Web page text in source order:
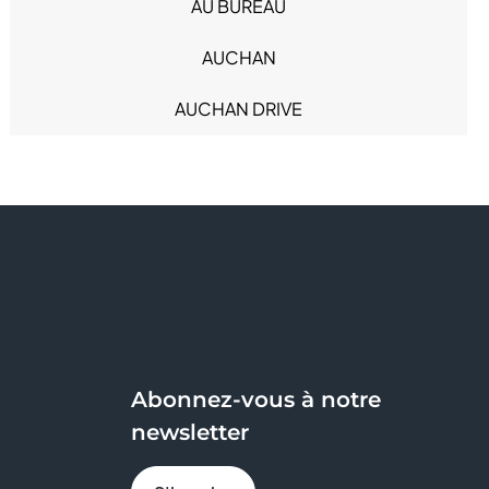
AU BUREAU
AUCHAN
AUCHAN DRIVE
B&M
BLEU
Restauration (29)
Santé (6)
Sport (11)
Abonnez-vous à notre
newsletter